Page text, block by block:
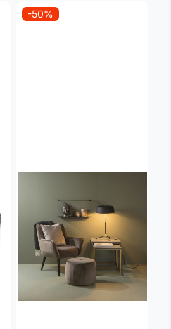
-50%